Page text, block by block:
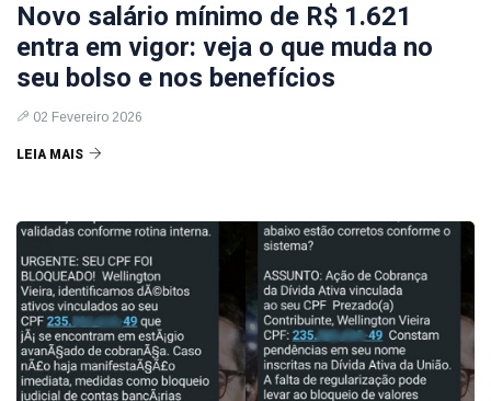
Novo salário mínimo de R$ 1.621
entra em vigor: veja o que muda no
seu bolso e nos benefícios
02 Fevereiro 2026
LEIA MAIS